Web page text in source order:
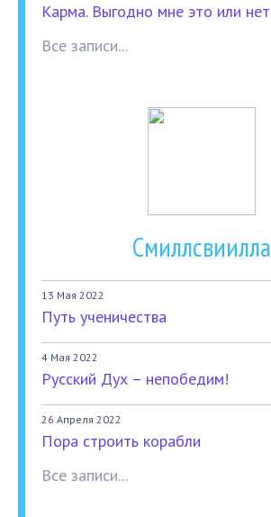
Карма. Выгодно мне это или нет
Все записи...
Смиллсвиилла
13 Мая 2022
Путь ученичества
4 Мая 2022
Русский Дух – непобедим!
26 Апреля 2022
Пора строить корабли
Все записи...